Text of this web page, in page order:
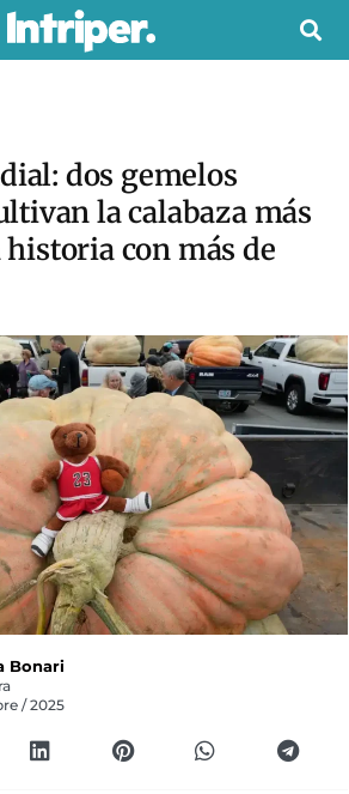
dos gemelos
la calabaza más
historia con más de
Bonari
/ 2025